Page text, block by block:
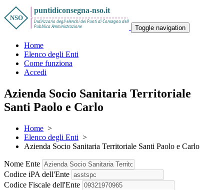
Toggle navigation
Home
Elenco degli Enti
Come funziona
Accedi
Azienda Socio Sanitaria Territoriale
Santi Paolo e Carlo
Home >
Elenco degli Enti >
Azienda Socio Sanitaria Territoriale Santi Paolo e Carlo
Nome Ente
Codice iPA dell'Ente
Codice Fiscale dell'Ente